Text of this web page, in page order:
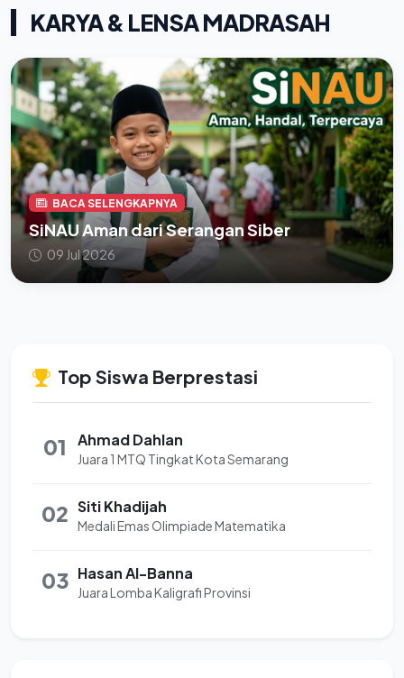
KARYA & LENSA MADRASAH
BACA SELENGKAPNYA
SiNAU Aman dari Serangan Siber
09 Jul 2026
Top Siswa Berprestasi
01 Ahmad Dahlan
Juara 1 MTQ Tingkat Kota Semarang
02 Siti Khadijah
Medali Emas Olimpiade Matematika
03 Hasan Al-Banna
Juara Lomba Kaligrafi Provinsi